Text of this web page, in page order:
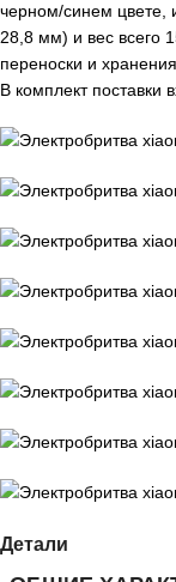
черном/синем цвете,
28,8 мм) и вес всего
переноски и хранения.
В комплект поставки
Детали